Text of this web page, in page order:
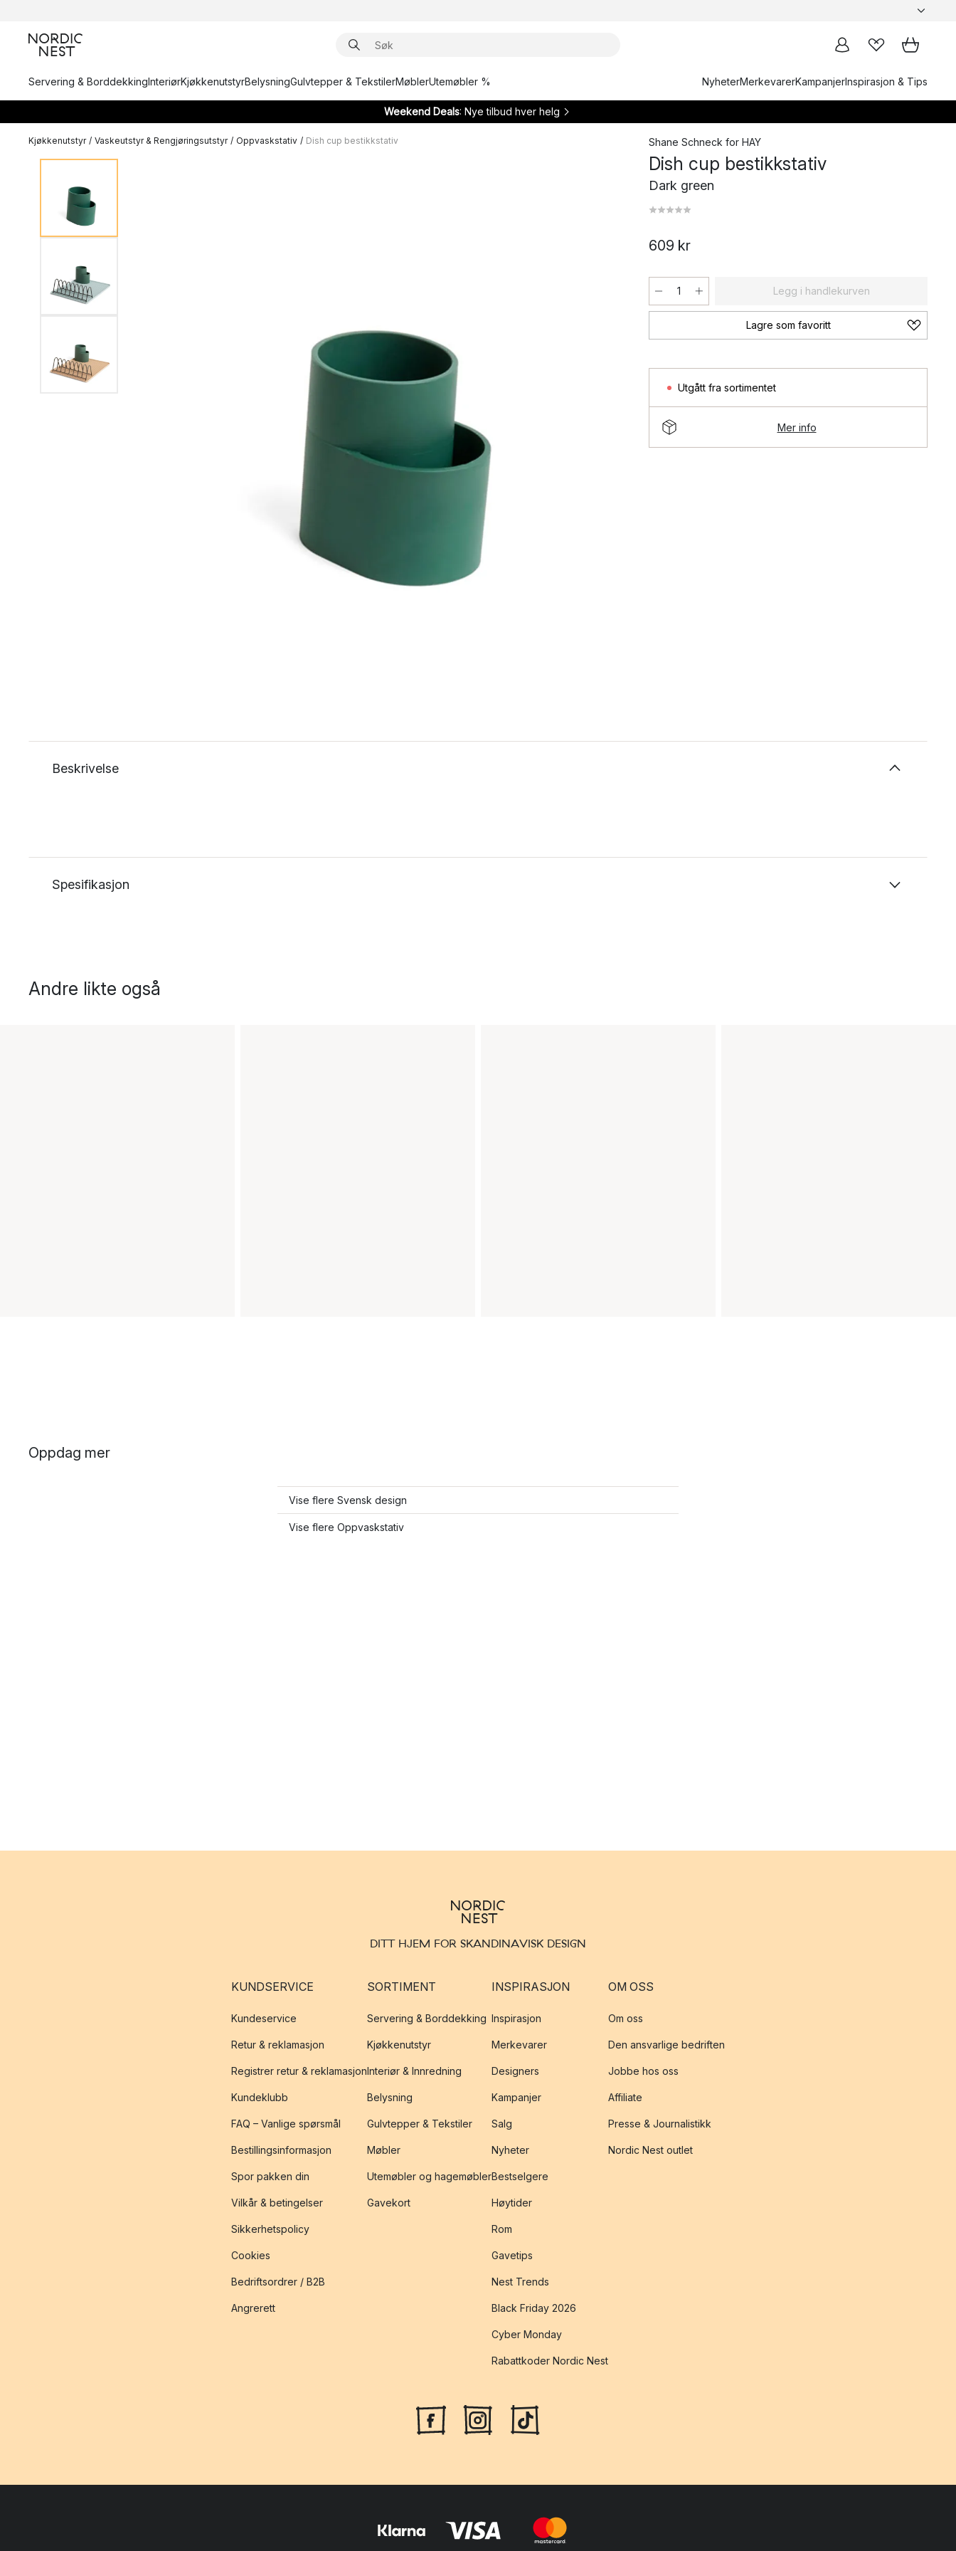
Servering & BorddekkingInteriørKjøkkenutstyrBelysningGulvtepper & TekstilerMøblerUtemøbler % NyheterMerkevarerKampanjerInspirasjon & Tips
Weekend Deals: Nye tilbud hver helg
Kjøkkenutstyr / Vaskeutstyr & Rengjøringsutstyr / Oppvaskstativ / Dish cup bestikkstativ Shane Schneck for HAY
Dish cup bestikkstativ
Dark green
609 kr
Legg i handlekurven
Lagre som favoritt
Utgått fra sortimentet
Mer info
Beskrivelse
Spesifikasjon
Andre likte også
Oppdag mer
Vise flere Svensk design
Vise flere Oppvaskstativ
DITT HJEM FOR SKANDINAVISK DESIGN
KUNDSERVICE
Kundeservice
Retur & reklamasjon
Registrer retur & reklamasjon
Kundeklubb
FAQ – Vanlige spørsmål
Bestillingsinformasjon
Spor pakken din
Vilkår & betingelser
Sikkerhetspolicy
Cookies
Bedriftsordrer / B2B
Angrerett
SORTIMENT
Servering & Borddekking
Kjøkkenutstyr
Interiør & Innredning
Belysning
Gulvtepper & Tekstiler
Møbler
Utemøbler og hagemøbler
Gavekort
INSPIRASJON
Inspirasjon
Merkevarer
Designers
Kampanjer
Salg
Nyheter
Bestselgere
Høytider
Rom
Gavetips
Nest Trends
Black Friday 2026
Cyber Monday
Rabattkoder Nordic Nest
OM OSS
Om oss
Den ansvarlige bedriften
Jobbe hos oss
Affiliate
Presse & Journalistikk
Nordic Nest outlet